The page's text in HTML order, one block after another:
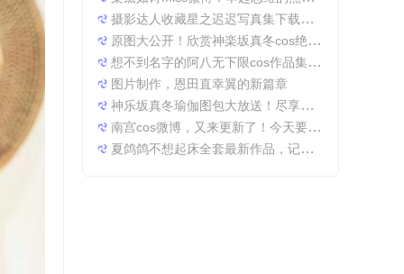
摄影达人收藏星之迟迟写真集下载，原图分享带来无限想象空间。
原图大公开！欣赏神楽坂真冬cos绝対服従的高清细节
想不到名字的阿八无下限cos作品集锦，带你领略不一般的角色扮演魅力
图片制作，恩田直幸翼的新篇章
神乐坂真冬瑜伽图包大放送！尽享原图精粹
南宫cos微博，又来更新了！今天要分享一些特别的东西哦。
夏鸽鸽不想起床全套最新作品，记录最美时光。